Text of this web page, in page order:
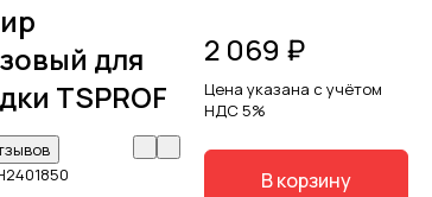
для
TSPROF
2 069 ₽
Цена указана с учётом
НДС 5%
В корзину